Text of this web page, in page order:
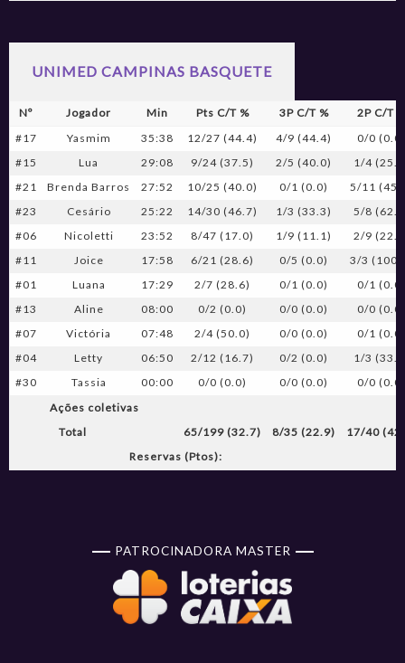
UNIMED CAMPINAS BASQUETE
Nº Jogador Min Pts C/T % 3P C/T %
2P C/T
#17
Yasmim 35:38 12/27 (44.4) 4/9 (44.4)
0/0
#15
Lua 29:08 9/24 (37.5) 2/5 (40.0)
1/4
#21
Brenda Barros 27:52 10/25 (40.0) 0/1 (0.0)
5/11
#23
Cesário 25:22 14/30 (46.7) 1/3 (33.3)
5/8
#06
Nicoletti 23:52 8/47 (17.0) 1/9 (11.1)
2/9
#11
Joice 17:58 6/21 (28.6) 0/5 (0.0)
3/3
#01
Luana 17:29 2/7 (28.6) 0/1 (0.0)
0/1
#13
Aline 08:00 0/2 (0.0) 0/0 (0.0)
0/0
#07
Victória 07:48 2/4 (50.0) 0/0 (0.0)
0/1
#04
Letty 06:50 2/12 (16.7) 0/2 (0.0)
1/3
#30
Tassia 00:00 0/0 (0.0) 0/0 (0.0)
0/0
Ações coletivas
Total
65/199 (32.7) 8/35 (22.9)
17/40
Reservas (Ptos):
PATROCINADORA MASTER